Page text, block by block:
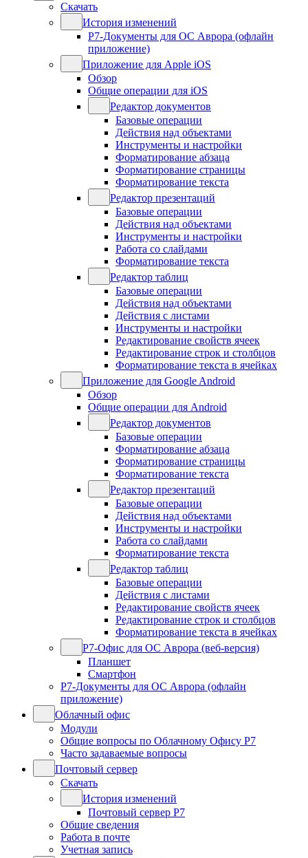
Скачать
История изменений
Р7-Документы для ОС Аврора (офлайн
приложение)
Приложение для Apple iOS
Обзор
Общие операции для iOS
Редактор документов
Базовые операции
Действия над объектами
Инструменты и настройки
Форматирование абзаца
Форматирование страницы
Форматирование текста
Редактор презентаций
Базовые операции
Действия над объектами
Инструменты и настройки
Работа со слайдами
Форматирование текста
Редактор таблиц
Базовые операции
Действия над объектами
Действия с листами
Инструменты и настройки
Редактирование свойств ячеек
Редактирование строк и столбцов
Форматирование текста в ячейках
Приложение для Google Android
Обзор
Общие операции для Android
Редактор документов
Базовые операции
Форматирование абзаца
Форматирование страницы
Форматирование текста
Редактор презентаций
Базовые операции
Действия над объектами
Инструменты и настройки
Работа со слайдами
Форматирование текста
Редактор таблиц
Базовые операции
Действия с листами
Редактирование свойств ячеек
Редактирование строк и столбцов
Форматирование текста в ячейках
Р7-Офис для ОС Аврора (веб-версия)
Планшет
Смартфон
Р7-Документы для ОС Аврора (офлайн
приложение)
Облачный офис
Модули
Общие вопросы по Облачному Офису Р7
Часто задаваемые вопросы
Почтовый сервер
Скачать
История изменений
Почтовый сервер Р7
Общие сведения
Работа в почте
Учетная запись